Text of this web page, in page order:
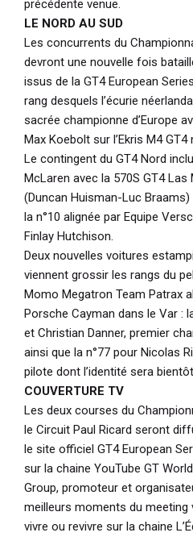
précédente venue.
LE NORD AU SUD
Les concurrents du
devront une nouvelle fois
issus de la GT4 European
rang desquels l’écurie
sacrée championne d’Europe
Max Koebolt sur l’Ekris M4 GT4
Le contingent du GT4 Nord
McLaren avec la 570S GT4 Las
(Duncan Huisman-Luc
la n°10 alignée par Equipe
Finlay Hutchison.
Deux nouvelles voitures
viennent grossir les rangs du
Momo Megatron Team Patrax
Porsche Cayman dans le Var :
et Christian Danner, premier
ainsi que la n°77 pour Nicolas
pilote dont l’identité sera
COUVERTURE TV
Les deux courses du
le Circuit Paul Ricard seront
le site officiel GT4 European
sur la chaine YouTube GT
Group, promoteur et
meilleurs moments du
vivre ou revivre sur la chaine